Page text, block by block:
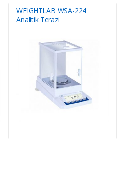
WEIGHTLAB WSA-224
Analitik Terazi